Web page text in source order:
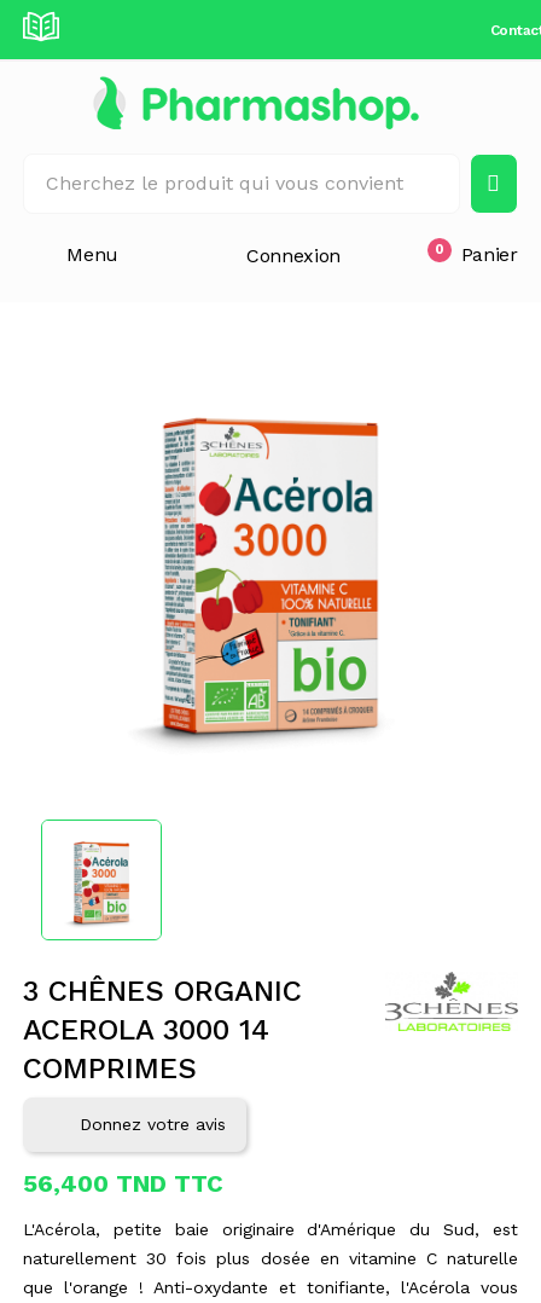
Connexion Panier
0
Menu
3 CHÊNES ORGANIC
ACEROLA 3000 14
COMPRIMES
Donnez votre avis
56,400 TND TTC
L'Acérola, petite baie originaire d'Amérique du Sud, est
naturellement 30 fois plus dosée en vitamine C naturelle
que l'orange ! Anti-oxydante et tonifiante, l'Acérola vous